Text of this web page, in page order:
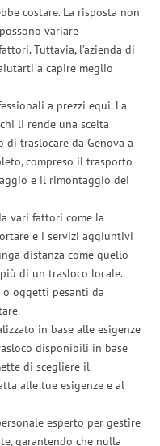
costare. La risposta non
variare
Tuttavia, l’azienda di
a capire meglio
a prezzi equi. La
li rende una scelta
di traslocare da Genova a
compreso il trasporto
e il rimontaggio dei
vari fattori come la
e i servizi aggiuntivi
distanza come quello
di un trasloco locale.
oggetti pesanti da
in base alle esigenze
disponibili in base
di scegliere il
alle tue esigenze e al
esperto per gestire
garantendo che nulla